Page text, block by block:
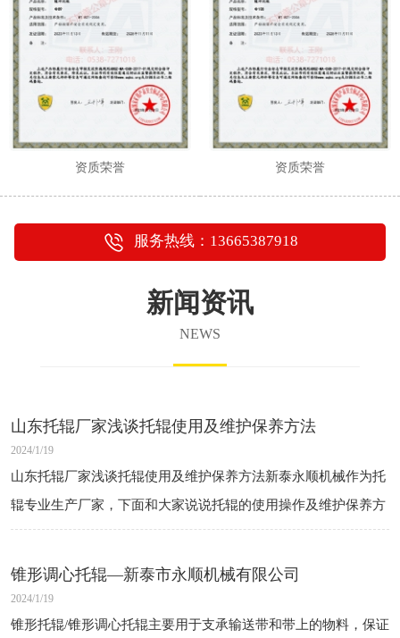
资质荣誉 资质荣誉
服务热线：13665387918
新闻资讯
NEWS
山东托辊厂家浅谈托辊使用及维护保养方法
2024/1/19
山东托辊厂家浅谈托辊使用及维护保养方法新泰永顺机械作为托
辊专业生产厂家，下面和大家说说托辊的使用操作及维护保养方
法，以供大家参考。获取更多托辊资讯，可关注我公司网站，或
锥形调心托辊—新泰市永顺机械有限公司
2024/1/19
锥形托辊/锥形调心托辊主要用于支承输送带和带上的物料，保证